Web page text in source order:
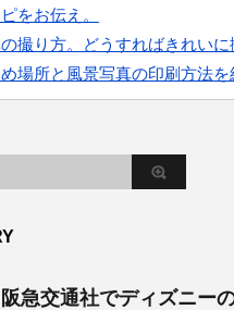
をお伝え。
撮り方。どうすればきれい
場所と風景写真の印刷方法を
阪急交通社でディズニー